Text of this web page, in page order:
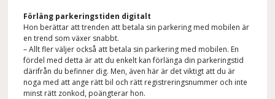
Förläng parkeringstiden digitalt
Hon berättar att trenden att betala sin parkering med mobilen är
en trend som växer snabbt.
– Allt fler väljer också att betala sin parkering med mobilen. En
fördel med detta är att du enkelt kan förlänga din parkeringstid
därifrån du befinner dig. Men, även här är det viktigt att du är
noga med att ange rätt bil och rätt registreringsnummer och inte
minst rätt zonkod, poängterar hon.